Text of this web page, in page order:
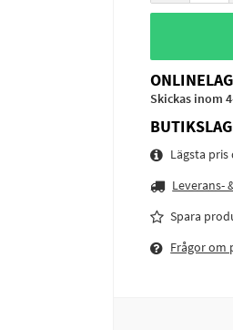
Skickas inom
Lägsta
Leverans-
Spara
Frågor om